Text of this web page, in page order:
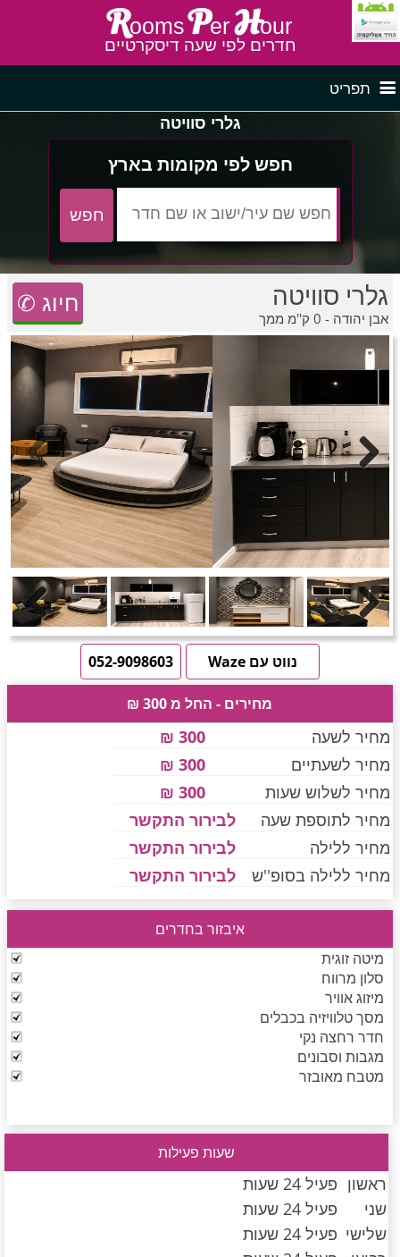
Rooms PerHour
חדרים לפי שעה דיסקרטיים
תפריט
לפי איזור
חדרים לפי שעה במישור החוף
חדרים לפי שעה בגליל מערבי
חדרים לפי שעה באזור ירושלים
חדרים לפי שעה באזור השפלה
חדרים לפי שעה בהשרון
חדרים לפי שעה בנגב
חדרים לפי שעה בגליל עליון
חדרים לפי שעה בחוף הכרמל
חדרים לפי שעה בחיפה קריות
חדרים לפי שעה בכנרת גליל תחתון עמקים
חדרים לפי שעה ברמת הגולן
חדרים לפי שעה בהערבה
חדרים לפי שעה במישור החוף הדרומי
חדרים באזור
חדרים לפי שעה במרכז
גלרי סוויטה
חפש לפי מקומות בארץ
גלרי סוויטה
אבן יהודה - 0 ק''מ ממך
✆ חיוג
טוען תמונות..... Previous
Previous
Next
052-9098603
נווט עם Waze
מחירים - החל מ 300 ₪
מחיר לשעה
300 ₪
מחיר לשעתיים
300 ₪
מחיר לשלוש שעות
300 ₪
מחיר לתוספת שעה
לבירור התקשר
מחיר ללילה
לבירור התקשר
מחיר ללילה בסופ''ש
לבירור התקשר
איבזור בחדרים
מיטה זוגית
סלון מרווח
מיזוג אוויר
מסך טלוויזיה בכבלים
חדר רחצה נקי
מגבות וסבונים
מטבח מאובזר
שעות פעילות
ראשון פעיל 24 שעות
שני
פעיל 24 שעות
שלישי פעיל 24 שעות